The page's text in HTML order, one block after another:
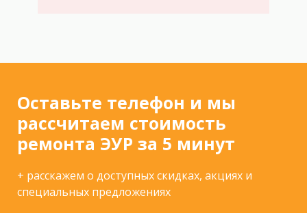
Оставьте телефон и мы
рассчитаем стоимость
ремонта ЭУР за 5 минут
+ расскажем о доступных скидках, акциях и
специальных предложениях